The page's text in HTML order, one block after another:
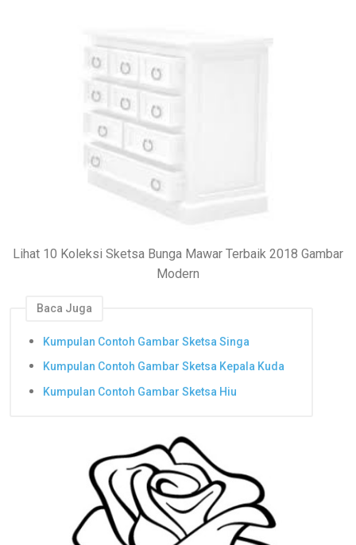
Lihat 10 Koleksi Sketsa Bunga Mawar Terbaik 2018 Gambar
Modern
Baca Juga
Kumpulan Contoh Gambar Sketsa Singa
Kumpulan Contoh Gambar Sketsa Kepala Kuda
Kumpulan Contoh Gambar Sketsa Hiu